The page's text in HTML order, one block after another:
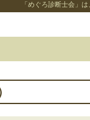
「めぐろ診断士会」